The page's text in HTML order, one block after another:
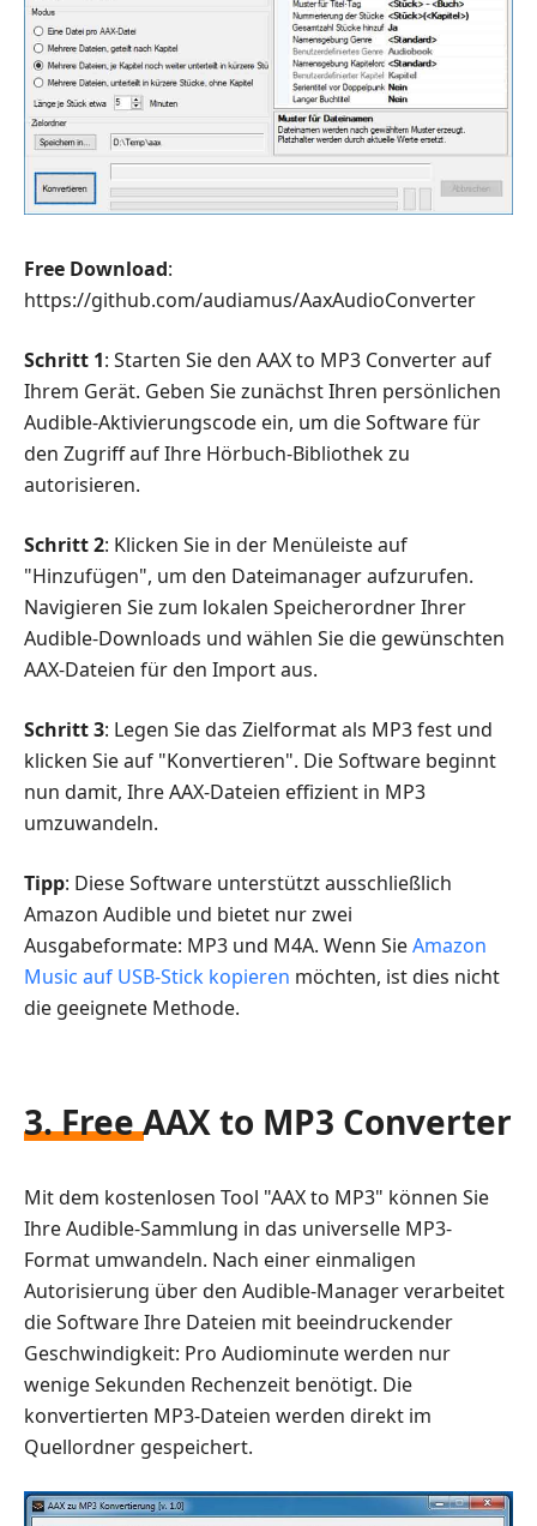
Free Download:
https://github.com/audiamus/AaxAudioConverter
Schritt 1: Starten Sie den AAX to MP3 Converter auf
Ihrem Gerät. Geben Sie zunächst Ihren persönlichen
Audible-Aktivierungscode ein, um die Software für
den Zugriff auf Ihre Hörbuch-Bibliothek zu
autorisieren.
Schritt 2: Klicken Sie in der Menüleiste auf
"Hinzufügen", um den Dateimanager aufzurufen.
Navigieren Sie zum lokalen Speicherordner Ihrer
Audible-Downloads und wählen Sie die gewünschten
AAX-Dateien für den Import aus.
Schritt 3: Legen Sie das Zielformat als MP3 fest und
klicken Sie auf "Konvertieren". Die Software beginnt
nun damit, Ihre AAX-Dateien effizient in MP3
umzuwandeln.
Tipp: Diese Software unterstützt ausschließlich
Amazon Audible und bietet nur zwei
Ausgabeformate: MP3 und M4A. Wenn SieAmazon
Music auf USB-Stick kopieren möchten, ist dies nicht
die geeignete Methode.
3. Free AAX to MP3 Converter
Mit dem kostenlosen Tool "AAX to MP3" können Sie
Ihre Audible-Sammlung in das universelle MP3-
Format umwandeln. Nach einer einmaligen
Autorisierung über den Audible-Manager verarbeitet
die Software Ihre Dateien mit beeindruckender
Geschwindigkeit: Pro Audiominute werden nur
wenige Sekunden Rechenzeit benötigt. Die
konvertierten MP3-Dateien werden direkt im
Quellordner gespeichert.